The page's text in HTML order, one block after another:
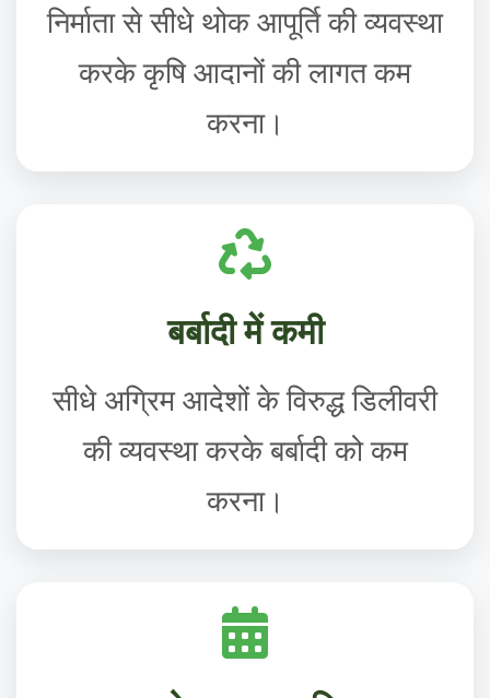
निर्माता से सीधे थोक आपूर्ति की व्यवस्था
करके कृषि आदानों की लागत कम
करना।
बर्बादी में कमी
सीधे अग्रिम आदेशों के विरुद्ध डिलीवरी
की व्यवस्था करके बर्बादी को कम
करना।